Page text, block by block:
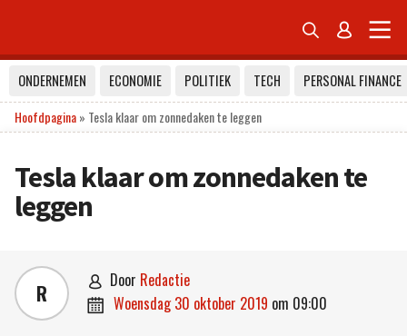
 
ONDERNEMEN ECONOMIE POLITIEK TECH
PERSONAL FINANCE
Hoofdpagina» Tesla klaar om zonnedaken te leggen
Tesla klaar om zonnedaken te
leggen
R  door Redactie
 woensdag 30 oktober 2019 om 09:00